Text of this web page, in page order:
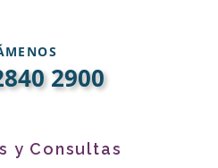
2900
y Consultas